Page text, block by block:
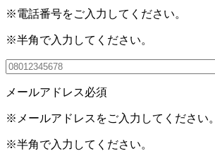
※電話番号をご入力してください。
※半角で入力してください。
メールアドレス必須
※メールアドレスをご入力してください。
※半角で入力してください。